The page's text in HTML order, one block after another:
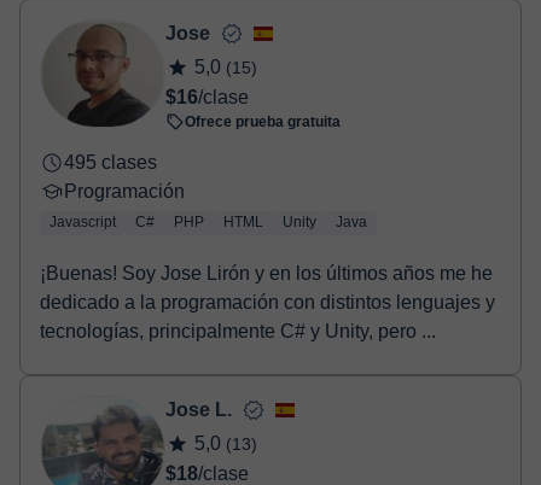
Jose
5,0 (15)
$16/clase
Ofrece prueba gratuita
495 clases
Programación
Javascript C# PHP HTML Unity Java
¡Buenas! Soy Jose Lirón y en los últimos años me he
dedicado a la programación con distintos lenguajes y
tecnologías, principalmente C# y Unity, pero ...
Jose L.
5,0 (13)
$18/clase